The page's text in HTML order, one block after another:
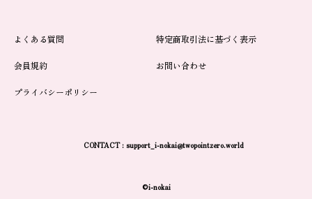
よくある質問 特定商取引法に基づく表示
会員規約 お問い合わせ
プライバシーポリシー
CONTACT : support_i-nokai@twopointzero.world
©i-nokai